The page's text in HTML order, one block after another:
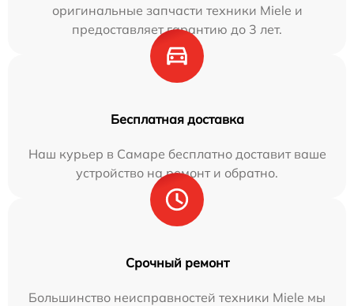
оригинальные запчасти техники Miele и
предоставляет гарантию до 3 лет.
Бесплатная доставка
Наш курьер в Самаре бесплатно доставит ваше
устройство на ремонт и обратно.
Срочный ремонт
Большинство неисправностей техники Miele мы